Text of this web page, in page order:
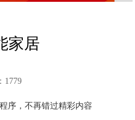
家居
1779
序，不再错过精彩内容